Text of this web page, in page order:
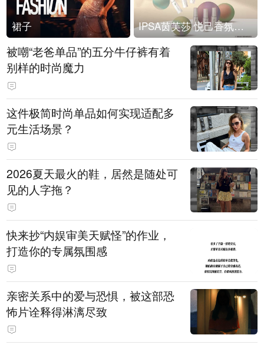
裙子 IPSA茵芙莎 悦己香氛凝露上市
被嘲“老爸单品”的五分牛仔裤有着
别样的时尚魔力
这件极简时尚单品如何实现适配多
元生活场景？
2026夏天最火的鞋，居然是随处可
见的人字拖？
快来抄“内娱审美天赋怪”的作业，
打造你的专属氛围感
亲密关系中的爱与恐惧，被这部恐
怖片诠释得淋漓尽致